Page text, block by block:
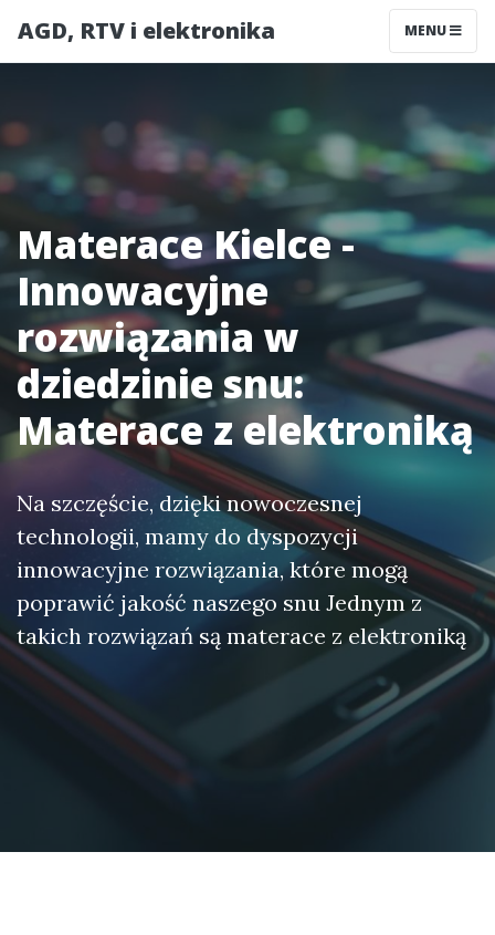
AGD, RTV i elektronika MENU
Materace Kielce -
Innowacyjne
rozwiązania w
dziedzinie snu:
Materace z elektroniką
Na szczęście, dzięki nowoczesnej
technologii, mamy do dyspozycji
innowacyjne rozwiązania, które mogą
poprawić jakość naszego snu Jednym z
takich rozwiązań są materace z elektroniką